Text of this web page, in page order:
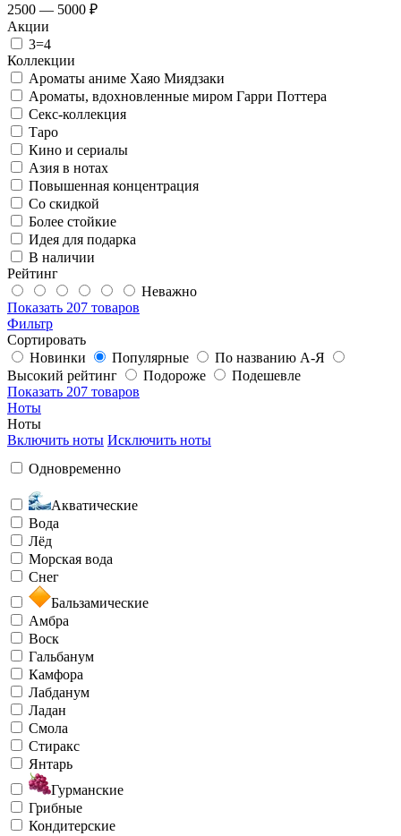
2500 — 5000 ₽
Акции
3=4
Коллекции
Ароматы аниме Хаяо Миядзаки
Ароматы, вдохновленные миром Гарри Поттера
Секс-коллекция
Таро
Кино и сериалы
Азия в нотах
Повышенная концентрация
Со скидкой
Более стойкие
Идея для подарка
В наличии
Рейтинг
Неважно
Показать 207 товаров
Фильтр
Сортировать
Новинки
Популярные
По названию А-Я
Высокий рейтинг
Подороже
Подешевле
Показать 207 товаров
Ноты
Ноты
Включить ноты Исключить ноты
Одновременно
Акватические
Вода
Лёд
Морская вода
Снег
Бальзамические
Амбра
Воск
Гальбанум
Камфора
Лабданум
Ладан
Смола
Стиракс
Янтарь
Гурманские
Грибные
Кондитерские